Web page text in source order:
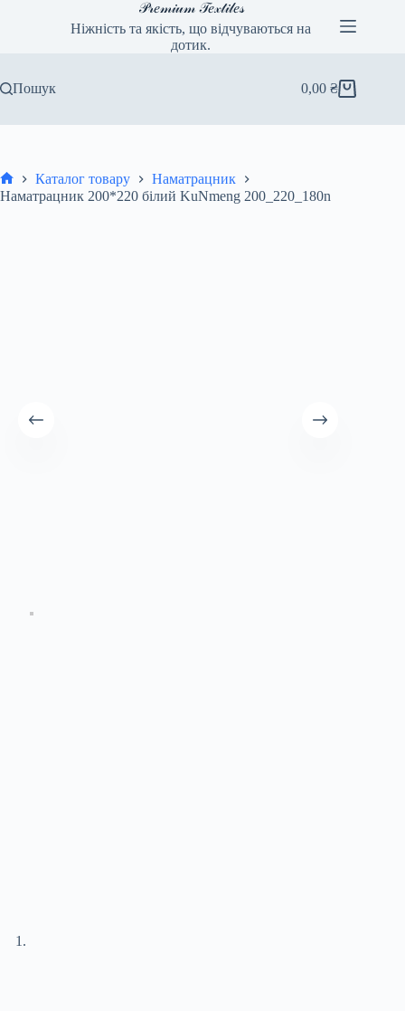
𝒫𝓇𝑒𝓂𝒾𝓊𝓂 𝒯𝑒𝓍𝓉𝒾𝓁𝑒𝓈
Ніжність та якість, що відчуваються на
дотик.
Пошук Кошик
0,00₴
Головна
Каталог товару
Наматрацник
Наматрацник 200*220 білий KuNmeng 200_220_180n